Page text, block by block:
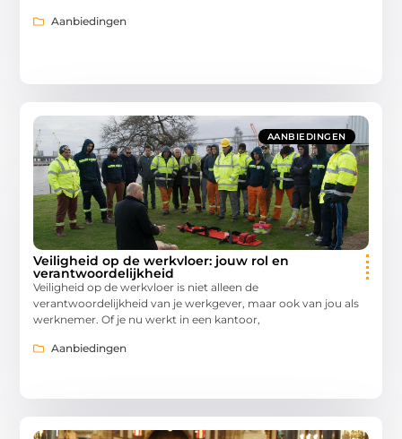
Aanbiedingen
AANBIEDINGEN
Veiligheid op de werkvloer: jouw rol en
verantwoordelijkheid
Veiligheid op de werkvloer is niet alleen de
verantwoordelijkheid van je werkgever, maar ook van jou als
werknemer. Of je nu werkt in een kantoor,
Aanbiedingen